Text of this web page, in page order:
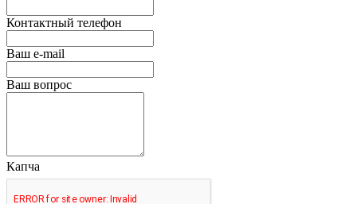
Контактный телефон
Ваш e-mail
Ваш вопрос
Капча